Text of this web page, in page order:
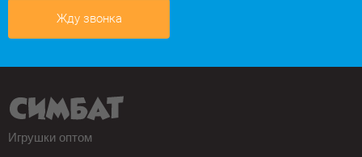
Жду звонка
Игрушки оптом